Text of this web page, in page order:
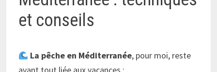
et conseils
La pêche en Méditerranée, pour moi, reste